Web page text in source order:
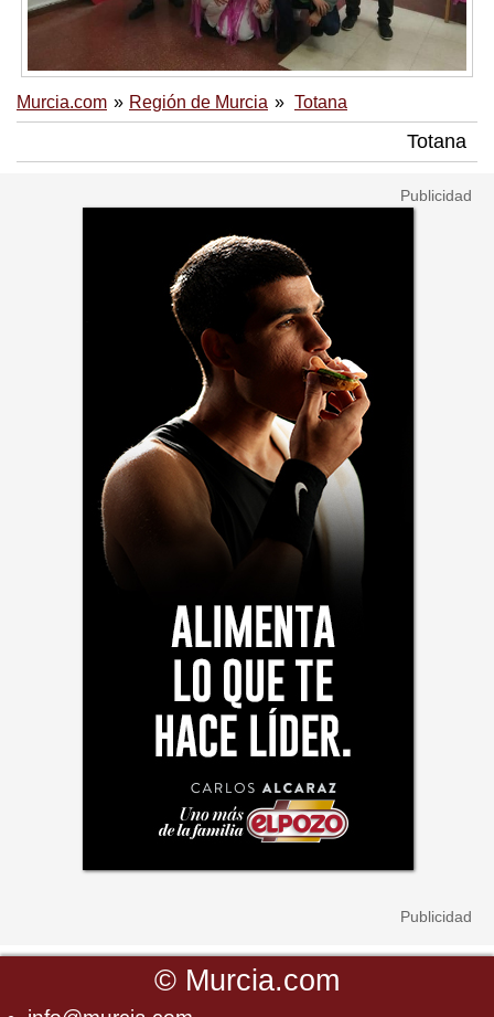
Murcia.com Región de Murcia Totana
Totana
© Murcia.com